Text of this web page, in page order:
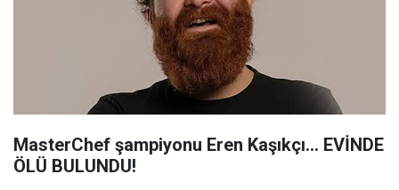
MasterChef şampiyonu Eren Kaşıkçı... EVİNDE
ÖLÜ BULUNDU!